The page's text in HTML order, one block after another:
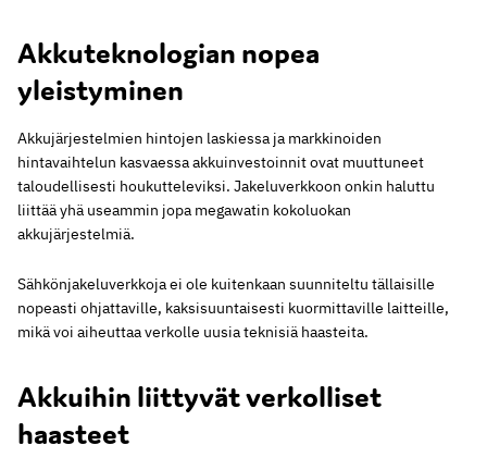
Akkuteknologian nopea
yleistyminen
Akkujärjestelmien hintojen laskiessa ja markkinoiden
hintavaihtelun kasvaessa akkuinvestoinnit ovat muuttuneet
taloudellisesti houkutteleviksi. Jakeluverkkoon onkin haluttu
liittää yhä useammin jopa megawatin kokoluokan
akkujärjestelmiä.
Sähkönjakeluverkkoja ei ole kuitenkaan suunniteltu tällaisille
nopeasti ohjattaville, kaksisuuntaisesti kuormittaville laitteille,
mikä voi aiheuttaa verkolle uusia teknisiä haasteita.
Akkuihin liittyvät verkolliset
haasteet